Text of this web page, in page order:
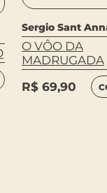
Sergio Sant
O VÔO DA
MADRUGADA
R$ 69,90